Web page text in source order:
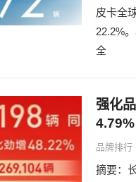
皮卡全
22.2%
全
强化
4.79%
品牌排行
摘要：